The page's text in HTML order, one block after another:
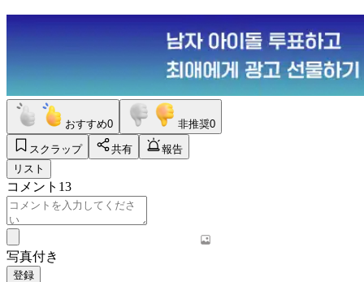
おすすめ0 非推奨0
スクラップ 共有
報告
リスト
コメント 13
写真付き
登録